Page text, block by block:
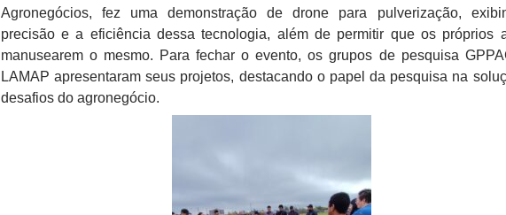
Agronegócios, fez uma demonstração de drone para pulverização,
precisão e a eficiência dessa tecnologia, além de permitir que os próprios
manusearem o mesmo. Para fechar o evento, os grupos de pesquisa
LAMAP apresentaram seus projetos, destacando o papel da pesquisa na
desafios do agronegócio.